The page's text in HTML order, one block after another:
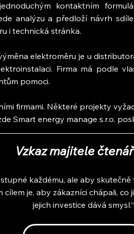
kontaktním
analýzu a předloží návrh
i technická stránka.
elektroměru je u
Firma má podle
pomoci.
firmami. Některé projekty
Smart energy manage s.r.o.
Vzkaz majitele
každému, ale aby
je, aby zákazníci chápali, co
jejich investice dává smysl.“